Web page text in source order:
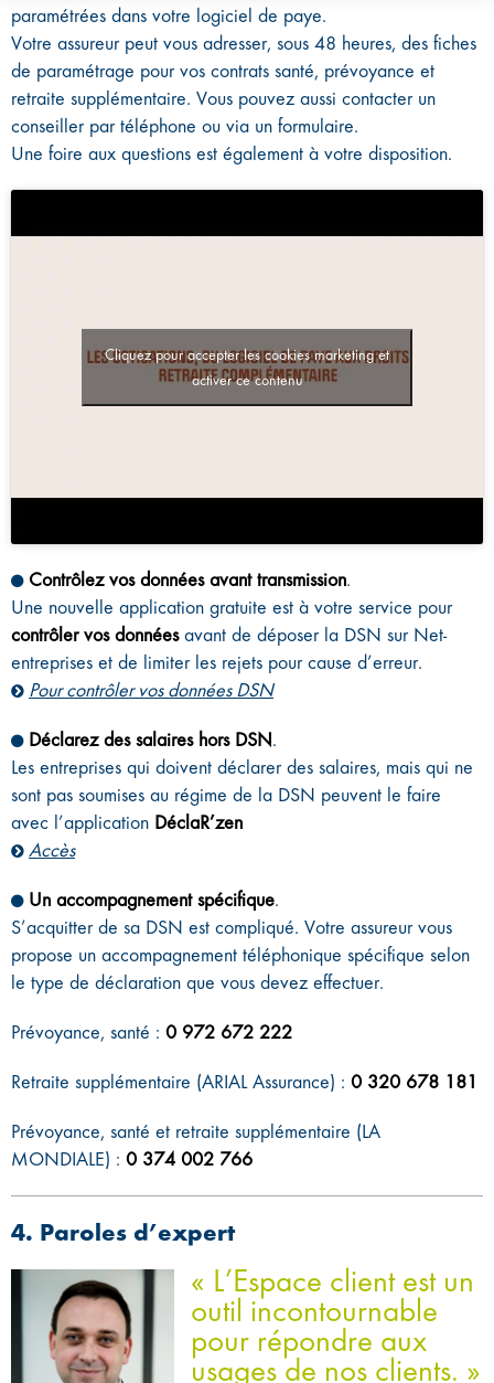
paramétrées dans votre logiciel de paye.
Votre assureur peut vous adresser, sous 48 heures, des fiches
de paramétrage pour vos contrats santé, prévoyance et
retraite supplémentaire. Vous pouvez aussi contacter un
conseiller par téléphone ou via un formulaire.
Une foire aux questions est également à votre disposition.
Cliquez pour accepter les cookies marketing et
activer ce contenu
Contrôlez vos données avant transmission.
Une nouvelle application gratuite est à votre service pour
contrôler vos donnéesavant de déposer la DSN sur Net-
entreprises et de limiter les rejets pour cause d’erreur.
Pour contrôler vos données DSN
Déclarez des salaires hors DSN.
Les entreprises qui doivent déclarer des salaires, mais qui ne
sont pas soumises au régime de la DSN peuvent le faire
avec l’application DéclaR’zen
Accès
Un accompagnement spécifique.
S’acquitter de sa DSN est compliqué. Votre assureur vous
propose un accompagnement téléphonique spécifique selon
le type de déclaration que vous devez effectuer.
Prévoyance, santé : 0 972 672 222
Retraite supplémentaire (ARIAL Assurance) : 0 320 678 181
Prévoyance, santé et retraite supplémentaire (LA
MONDIALE) : 0 374 002 766
4. Paroles d’expert
« L’Espace client est un
outil incontournable
pour répondre aux
usages de nos clients. »